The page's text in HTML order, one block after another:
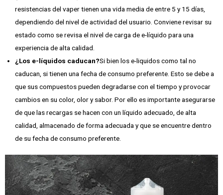
resistencias del vaper tienen una vida media de entre 5 y 15 días,
dependiendo del nivel de actividad del usuario. Conviene revisar su
estado como se revisa el nivel de carga de e-líquido para una
experiencia de alta calidad.
¿Los e-líquidos caducan?Si bien los e-liquidos como tal no
caducan, si tienen una fecha de consumo preferente. Esto se debe a
que sus compuestos pueden degradarse con el tiempo y provocar
cambios en su color, olor y sabor. Por ello es importante asegurarse
de que las recargas se hacen con un líquido adecuado, de alta
calidad, almacenado de forma adecuada y que se encuentre dentro
de su fecha de consumo preferente.